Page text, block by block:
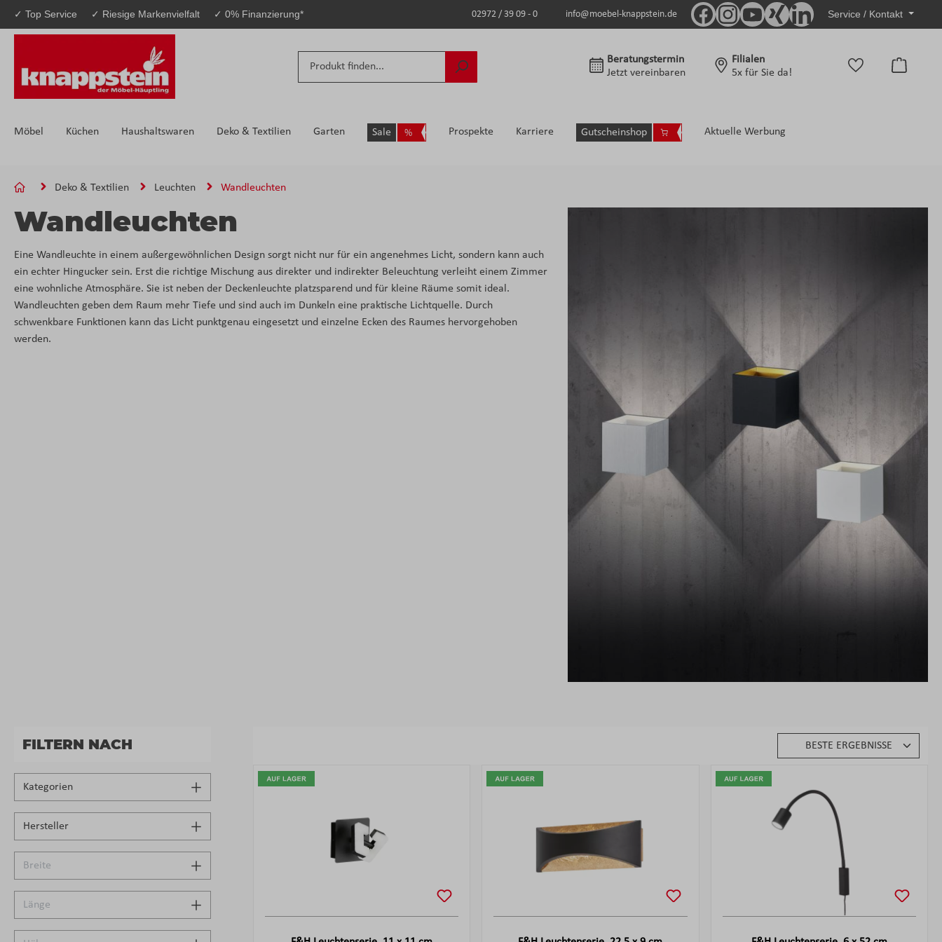
Hauptinhalt springen
Zur Suche springen
Zur Hauptnavigation springen
✓ Top Service ✓ Riesige Markenvielfalt ✓ 0% Finanzierung* 02972 / 39 09 - 0 info@moebel-knappstein.de Service / Kontakt
Beratungstermin
Jetzt vereinbaren
Filialen
5x für Sie da!
Möbel Küchen Haushaltswaren Deko & Textilien Garten Sale Prospekte Karriere Gutscheinshop Aktuelle Werbung
Deko & Textilien Leuchten Wandleuchten
Wandleuchten
Eine Wandleuchte in einem außergewöhnlichen Design sorgt nicht nur für ein angenehmes Licht, sondern kann auch
ein echter Hingucker sein. Erst die richtige Mischung aus direkter und indirekter Beleuchtung verleiht einem Zimmer
eine wohnliche Atmosphäre. Sie ist neben der Deckenleuchte platzsparend und für kleine Räume somit ideal.
Wandleuchten geben dem Raum mehr Tiefe und sind auch im Dunkeln eine praktische Lichtquelle. Durch
schwenkbare Funktionen kann das Licht punktgenau eingesetzt und einzelne Ecken des Raumes hervorgehoben
werden.
FILTERN NACH
Kategorien
Hersteller
Breite
Länge